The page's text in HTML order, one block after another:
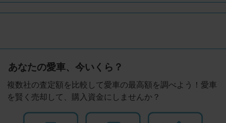
あなたの愛車、今いくら？
複数社の査定額を比較して愛車の最高額を調べよう！愛車
を賢く売却して、購入資金にしませんか？